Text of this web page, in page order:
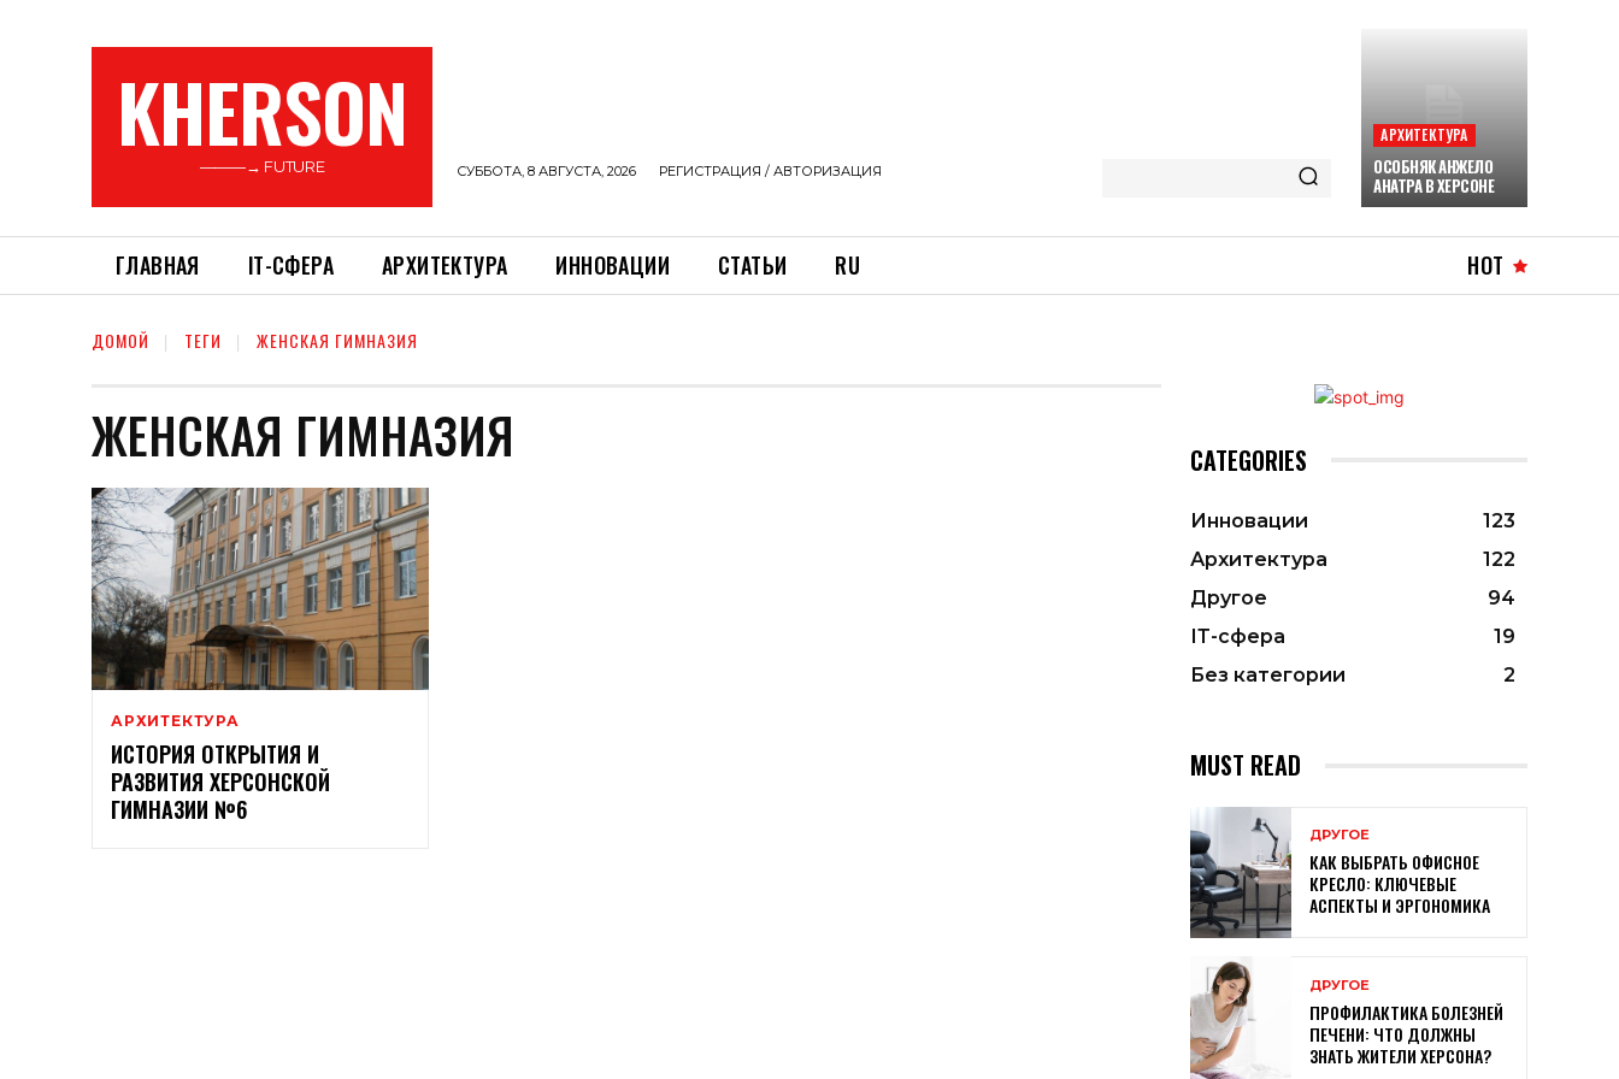
KHERSON
———→ FUTURE СУББОТА, 8 АВГУСТА, 2026 РЕГИСТРАЦИЯ / АВТОРИЗАЦИЯ
АРХИТЕКТУРА
ОСОБНЯК АНЖЕЛО
АНАТРА В ХЕРСОНЕ
ГЛАВНАЯ ІТ-СФЕРА АРХИТЕКТУРА ИННОВАЦИИ СТАТЬИ RU HOT
ДОМОЙ ТЕГИ ЖЕНСКАЯ ГИМНАЗИЯ
ЖЕНСКАЯ ГИМНАЗИЯ
АРХИТЕКТУРА
ИСТОРИЯ ОТКРЫТИЯ И
РАЗВИТИЯ ХЕРСОНСКОЙ
ГИМНАЗИИ №6
CATEGORIES
Инновации
123
Архитектура
122
Другое
94
ІТ-сфера
19
Без категории
2
MUST READ
ДРУГОЕ
КАК ВЫБРАТЬ ОФИСНОЕ
КРЕСЛО: КЛЮЧЕВЫЕ
АСПЕКТЫ И ЭРГОНОМИКА
ДРУГОЕ
ПРОФИЛАКТИКА БОЛЕЗНЕЙ
ПЕЧЕНИ: ЧТО ДОЛЖНЫ
ЗНАТЬ ЖИТЕЛИ ХЕРСОНА?